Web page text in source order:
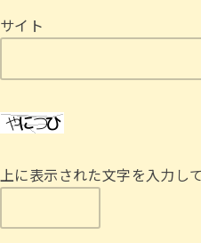
サイト
上に表示された文字を入力し